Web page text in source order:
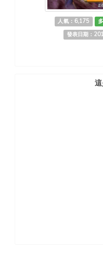
人氣：6,175
發表日期：